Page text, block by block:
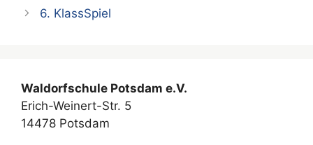
6. KlassSpiel
Waldorfschule Potsdam e.V.
Erich-Weinert-Str. 5
14478 Potsdam